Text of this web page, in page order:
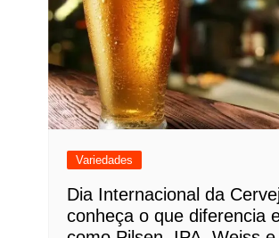
Variedades
Dia Internacional da
conheça o que diferencia